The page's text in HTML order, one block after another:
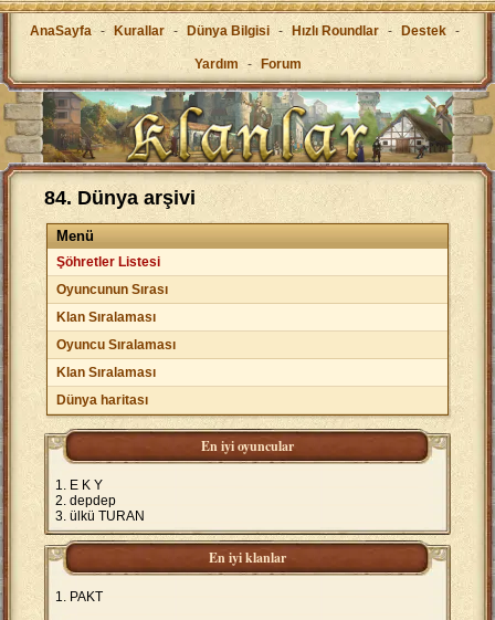
AnaSayfa - Kurallar - Dünya Bilgisi - Hızlı Roundlar - Destek -
Yardım - Forum
84. Dünya arşivi
Menü
Şöhretler Listesi
Oyuncunun Sırası
Klan Sıralaması
Oyuncu Sıralaması
Klan Sıralaması
Dünya haritası
En iyi oyuncular
E K Y
depdep
ülkü TURAN
En iyi klanlar
PAKT